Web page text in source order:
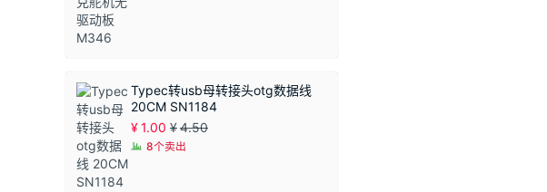
Typec转usb母转接头otg数据线
20CM SN1184
¥1.00 ¥4.50
8个卖出